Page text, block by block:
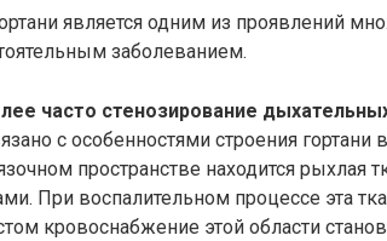
является одним из проявлений
заболеванием.
часто стенозирование
с особенностями строения
пространстве находится рыхлая
При воспалительном процессе эта
кровоснабжение этой области